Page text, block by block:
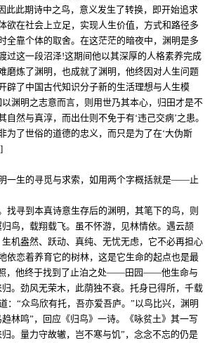
此此期诗中之鸟，意义发生了转换，即开始追求
在社会上立足，实现人生价值，方式和路径多
全靠个体的取舍。在这茫茫的暗夜中，渊明是多
过这一段沼泽!这期间他以其深厚的人格素养完成
磨炼了渊明，也成就了渊明，他终因对人生问题
辟了中国古代知识分子新的生活理想与人生模
渊明之志意而言，则用世乃其本心，归田才是不
然与真淳，而出仕则不免于有‘违己交病’之患。
了世俗的道德的忠义，而只是为了在‘大伪斯
一生的寻觅与求索，如用两个字概括就是——止
寻到本真诗意生存后的渊明，其笔下的鸟，则
鸟，载翔载飞。虽不怀游，见林情依。遇云颉
机盎然、跃动、真纯、无忧无虑，它不必再担心
依恋着养育它的树林，这是它生命的起点也是最
，他终于找到了止泊之处——田园——他生命与
。劲风无荣木，此荫独不衰。托身已得所，千载
：“众鸟欣有托，吾亦爱吾庐。”以鸟比兴，渊明
林鸣”，回应《归鸟》一诗。《咏贫土》其一写
。量力守故辙，岂不寒与饥”，念念不忘的仍是